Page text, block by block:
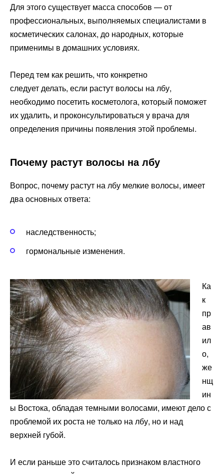
Для этого существует масса способов — от
профессиональных, выполняемых специалистами в
косметических салонах, до народных, которые
применимы в домашних условиях.
Перед тем как решить, что конкретно
следует делать, если растут волосы на лбу,
необходимо посетить косметолога, который поможет
их удалить, и проконсультироваться у врача для
определения причины появления этой проблемы.
Почему растут волосы на лбу
Вопрос, почему растут на лбу мелкие волосы, имеет
два основных ответа:
наследственность;
гормональные изменения.
Ка
к
пр
ав
ил
о,
же
нщ
ин
ы Востока, обладая темными волосами, имеют дело с
проблемой их роста не только на лбу, но и над
верхней губой.
И если раньше это считалось признаком властного